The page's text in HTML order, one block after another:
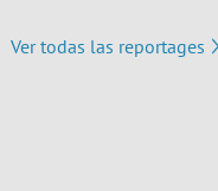
Ver todas las reportages